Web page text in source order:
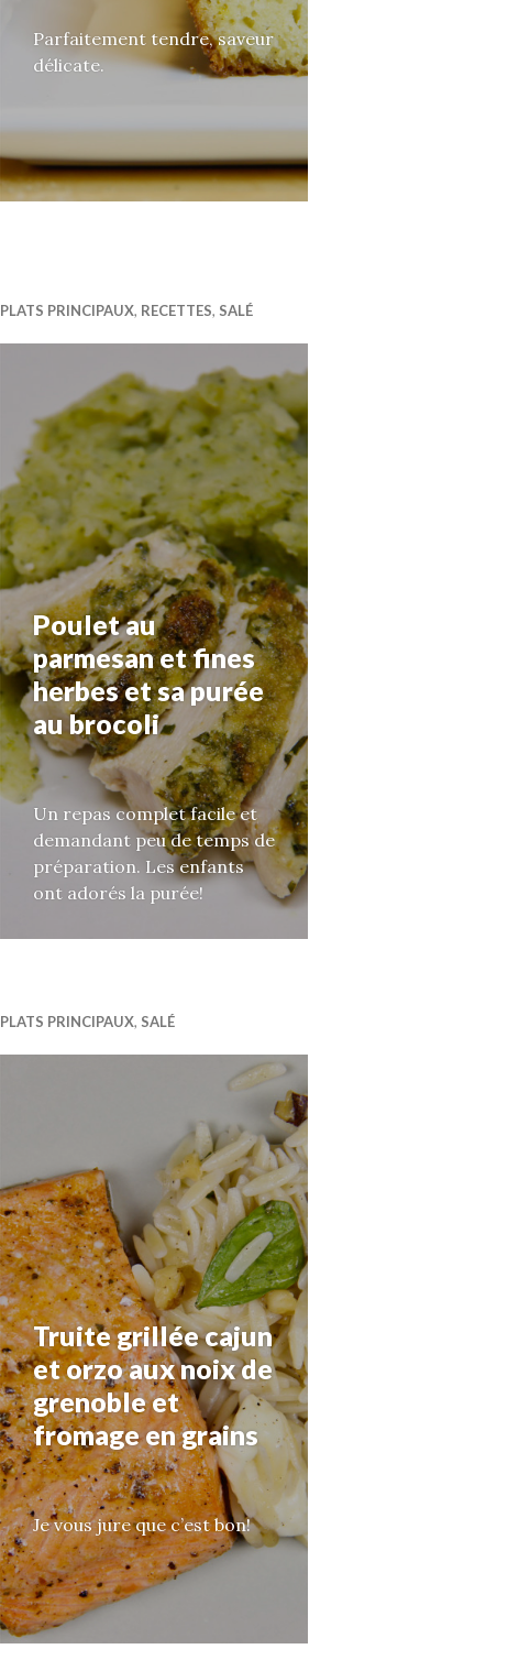
Parfaitement tendre, saveur
délicate.
PLATS PRINCIPAUX, RECETTES, SALÉ
Poulet au
parmesan et fines
herbes et sa purée
au brocoli
Un repas complet facile et
demandant peu de temps de
préparation. Les enfants
ont adorés la purée!
PLATS PRINCIPAUX, SALÉ
Truite grillée cajun
et orzo aux noix de
grenoble et
fromage en grains
Je vous jure que c’est bon!